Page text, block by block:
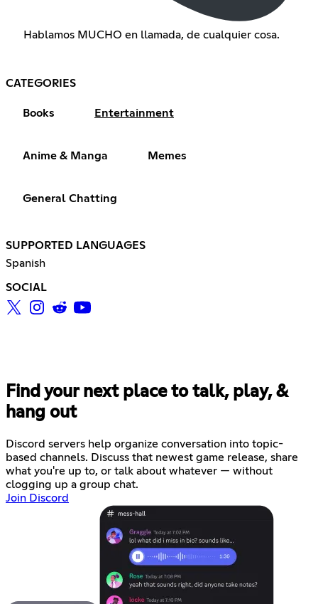
Hablamos MUCHO en llamada, de cualquier cosa.
CATEGORIES
Books Entertainment
Anime & Manga Memes
General Chatting
SUPPORTED LANGUAGES
Spanish
SOCIAL
Find your next place to talk, play, &
hang out
Discord servers help organize conversation into topic-
based channels. Discuss that newest game release, share
what you're up to, or talk about whatever — without
clogging up a group chat.
Join Discord